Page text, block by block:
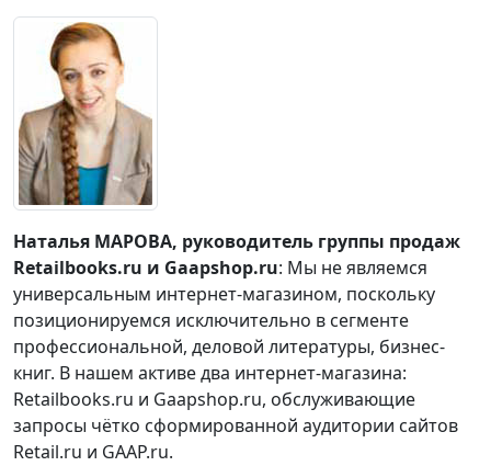
Наталья МАРОВА, руководитель группы продаж
Retailbooks.ru и Gaapshop.ru: Мы не являемся
универсальным интернет-магазином, поскольку
позиционируемся исключительно в сегменте
профессиональной, деловой литературы, бизнес-
книг. В нашем активе два интернет-магазина:
Retailbooks.ru и Gaapshop.ru, обслуживающие
запросы чётко сформированной аудитории сайтов
Retail.ru и GAAP.ru.